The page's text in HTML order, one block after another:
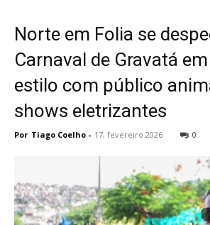
Norte em Folia se
Carnaval de Gravatá
estilo com público
shows eletrizantes
Por Tiago Coelho - 17, fevereiro 2026 0